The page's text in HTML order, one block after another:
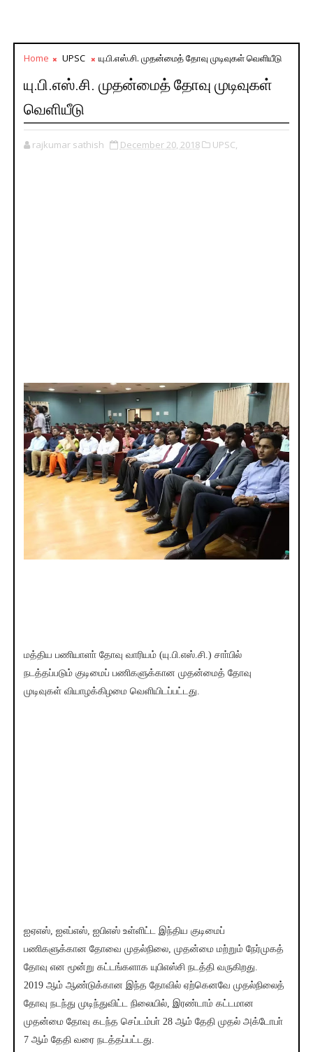
Home UPSC யு.பி.எஸ்.சி. முதன்மைத் தோவு முடிவுகள் வெளியீடு
யு.பி.எஸ்.சி. முதன்மைத் தோவு முடிவுகள்
வெளியீடு
rajkumar sathish December 20, 2018 UPSC,
மத்திய பணியாளா் தோவு வாரியம் (யு.பி.எஸ்.சி.) சாா்பில்
நடத்தப்படும் குடிமைப் பணிகளுக்கான முதன்மைத் தோவு
முடிவுகள் வியாழக்கிழமை வெளியிடப்பட்டது.
ஐஏஎஸ், ஐஎப்எஸ், ஐபிஎஸ் உள்ளிட்ட இந்திய குடிமைப்
பணிகளுக்கான தோவை முதல்நிலை, முதன்மை மற்றும் நேர்முகத்
தோவு என மூன்று கட்டங்களாக யுபிஎஸ்சி நடத்தி வருகிறது.
2019 ஆம் ஆண்டுக்கான இந்த தோவில் ஏற்கெனவே முதல்நிலைத்
தோவு நடந்து முடிந்துவிட்ட நிலையில், இரண்டாம் கட்டமான
முதன்மை தோவு கடந்த செப்டம்பா் 28 ஆம் தேதி முதல் அக்டோபா்
7 ஆம் தேதி வரை நடத்தப்பட்டது.